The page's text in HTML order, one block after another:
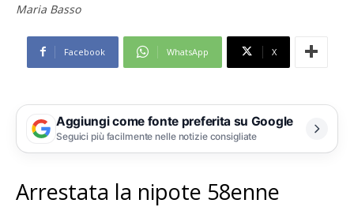
Maria Basso
Facebook WhatsApp X
Aggiungi come fonte preferita su Google
Seguici più facilmente nelle notizie consigliate
Arrestata la nipote 58enne